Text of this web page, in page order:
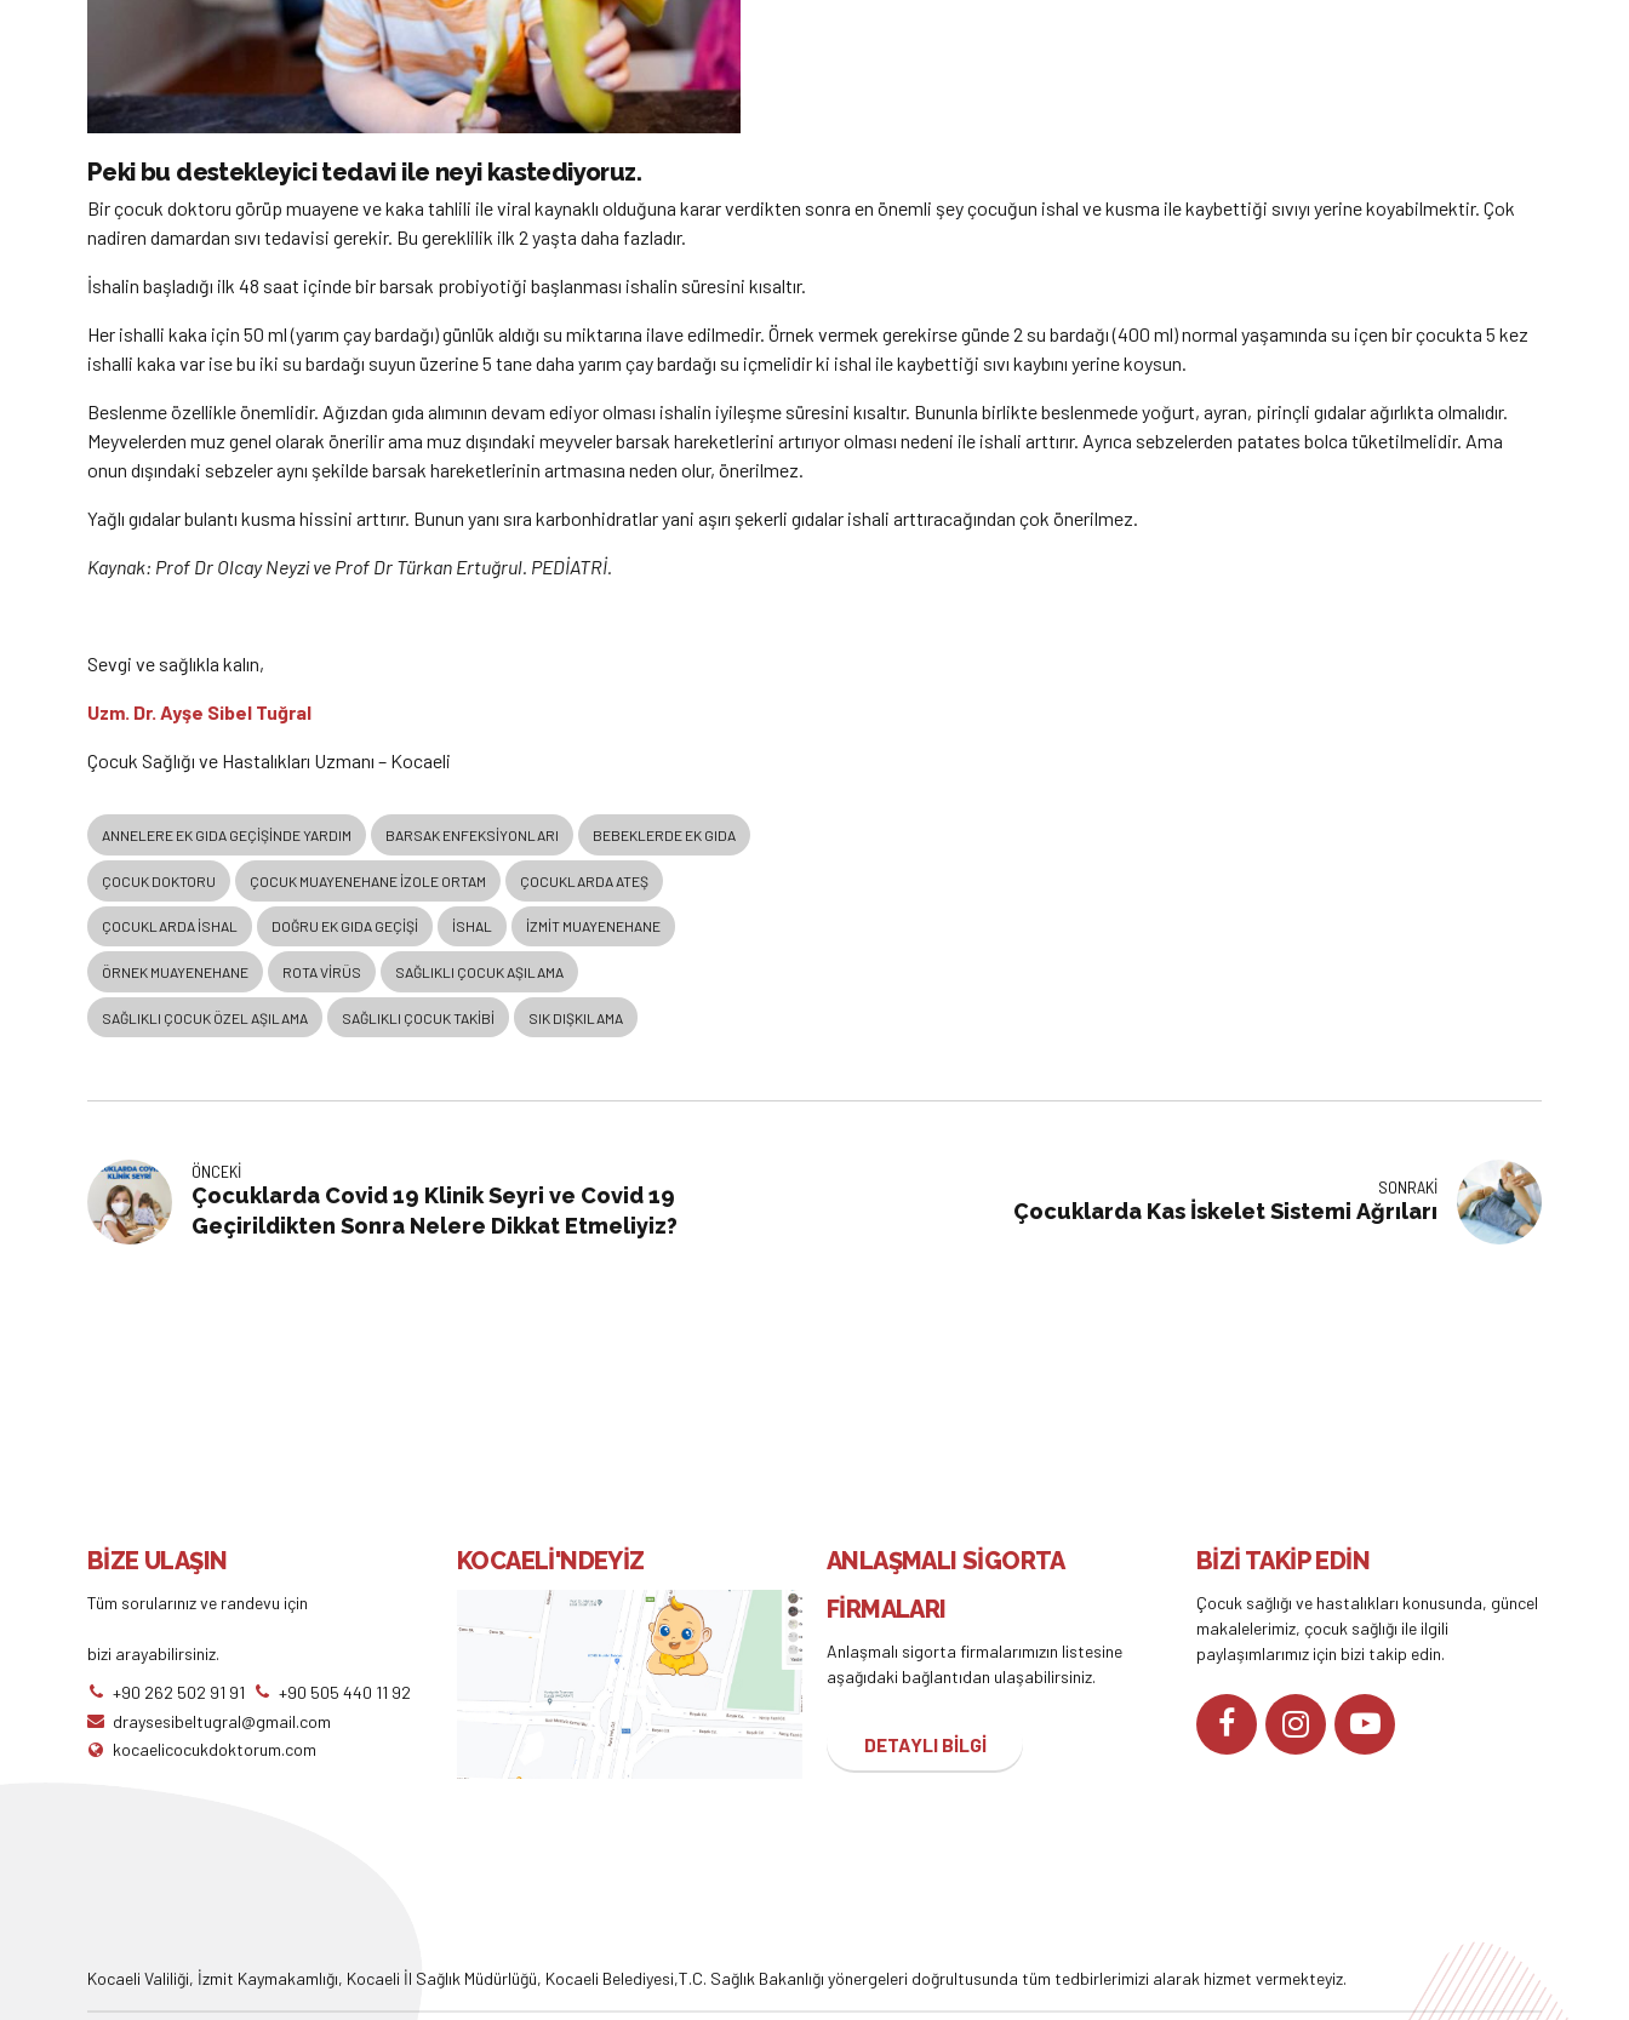
Peki bu destekleyici tedavi ile neyi kastediyoruz.
Bir çocuk doktoru görüp muayene ve kaka tahlili ile viral kaynaklı olduğuna karar verdikten sonra en önemli şey çocuğun ishal ve kusma ile kaybettiği sıvıyı yerine koyabilmektir. Çok
nadiren damardan sıvı tedavisi gerekir. Bu gereklilik ilk 2 yaşta daha fazladır.
İshalin başladığı ilk 48 saat içinde bir barsak probiyotiği başlanması ishalin süresini kısaltır.
Her ishalli kaka için 50 ml (yarım çay bardağı) günlük aldığı su miktarına ilave edilmedir. Örnek vermek gerekirse günde 2 su bardağı (400 ml) normal yaşamında su içen bir çocukta 5 kez
ishalli kaka var ise bu iki su bardağı suyun üzerine 5 tane daha yarım çay bardağı su içmelidir ki ishal ile kaybettiği sıvı kaybını yerine koysun.
Beslenme özellikle önemlidir. Ağızdan gıda alımının devam ediyor olması ishalin iyileşme süresini kısaltır. Bununla birlikte beslenmede yoğurt, ayran, pirinçli gıdalar ağırlıkta olmalıdır.
Meyvelerden muz genel olarak önerilir ama muz dışındaki meyveler barsak hareketlerini artırıyor olması nedeni ile ishali arttırır. Ayrıca sebzelerden patates bolca tüketilmelidir. Ama
onun dışındaki sebzeler aynı şekilde barsak hareketlerinin artmasına neden olur, önerilmez.
Yağlı gıdalar bulantı kusma hissini arttırır. Bunun yanı sıra karbonhidratlar yani aşırı şekerli gıdalar ishali arttıracağından çok önerilmez.
Kaynak: Prof Dr Olcay Neyzi ve Prof Dr Türkan Ertuğrul. PEDİATRİ.
Sevgi ve sağlıkla kalın,
Uzm. Dr. Ayşe Sibel Tuğral
Çocuk Sağlığı ve Hastalıkları Uzmanı – Kocaeli
ANNELERE EK GIDA GEÇIŞINDE YARDIM BARSAK ENFEKSIYONLARI BEBEKLERDE EK GIDA
ÇOCUK DOKTORU ÇOCUK MUAYENEHANE IZOLE ORTAM ÇOCUKLARDA ATEŞ
ÇOCUKLARDA ISHAL DOĞRU EK GIDA GEÇIŞI İSHAL IZMIT MUAYENEHANE
ÖRNEK MUAYENEHANE ROTA VIRÜS SAĞLIKLI ÇOCUK AŞILAMA
SAĞLIKLI ÇOCUK ÖZEL AŞILAMA SAĞLIKLI ÇOCUK TAKIBI SIK DIŞKILAMA
ÖNCEKI
Çocuklarda Covid 19 Klinik Seyri ve Covid 19
Geçirildikten Sonra Nelere Dikkat Etmeliyiz?
SONRAKI
Çocuklarda Kas İskelet Sistemi Ağrıları
BİZE ULAŞIN
Tüm sorularınız ve randevu için
bizi arayabilirsiniz.
+90 262 502 91 91
+90 505 440 11 92
draysesibeltugral@gmail.com
kocaelicocukdoktorum.com
KOCAELİ'NDEYİZ
ANLAŞMALI SİGORTA
FİRMALARI
Anlaşmalı sigorta firmalarımızın listesine
aşağıdaki bağlantıdan ulaşabilirsiniz.
DETAYLI BİLGİ
BİZİ TAKİP EDİN
Çocuk sağlığı ve hastalıkları konusunda, güncel
makalelerimiz, çocuk sağlığı ile ilgili
paylaşımlarımız için bizi takip edin.
Kocaeli Valiliği, İzmit Kaymakamlığı, Kocaeli İl Sağlık Müdürlüğü, Kocaeli Belediyesi,T.C. Sağlık Bakanlığı yönergeleri doğrultusunda tüm tedbirlerimizi alarak hizmet vermekteyiz.